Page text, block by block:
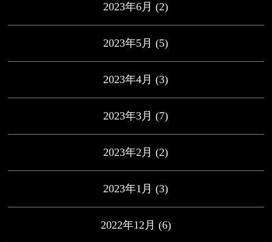
2023年6月 (2)
2023年5月 (5)
2023年4月 (3)
2023年3月 (7)
2023年2月 (2)
2023年1月 (3)
2022年12月 (6)